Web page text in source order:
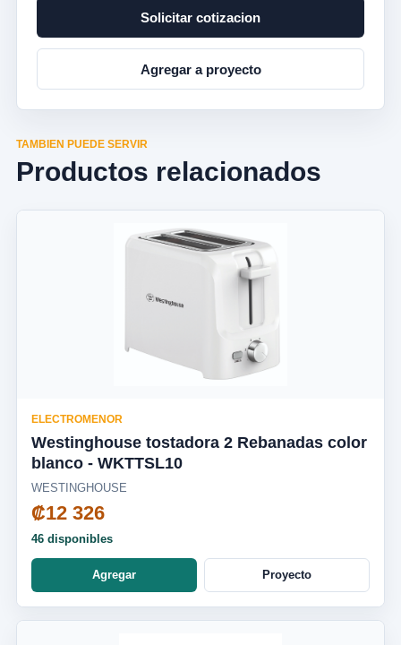
Solicitar cotizacion
Agregar a proyecto
TAMBIEN PUEDE SERVIR
Productos relacionados
ELECTROMENOR
Westinghouse tostadora 2 Rebanadas color
blanco - WKTTSL10
WESTINGHOUSE
₡12 326
46 disponibles
Agregar Proyecto